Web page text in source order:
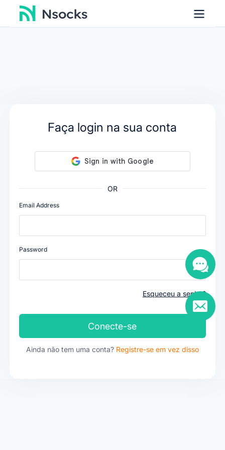
Faça login na sua conta
OR
Email Address
Password
Esqueceu a senha?
Conecte-se
Ainda não tem uma conta? Registre-se em vez disso